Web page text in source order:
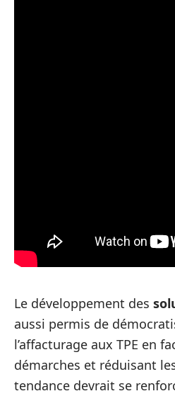
Le développement des
aussi permis de
l’affacturage aux TPE en
démarches et réduisant
tendance devrait se